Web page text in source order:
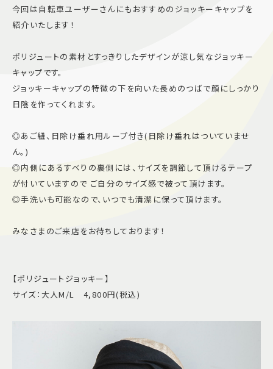
キッズ＆ベビー
サイトマップ
プライバシーポリシー
Follow US
今回は自転車ユーザーさんにもおすすめのジョッキーキャップを
紹介いたします！
ポリジュートの素材とすっきりしたデザインが涼し気なジョッキー
キャップです。
ジョッキーキャップの特徴の下を向いた長めのつばで顔にしっかり
日陰を作ってくれます。
◎あご紐、日除け垂れ用ループ付き(日除け垂れはついていませ
ん。)
◎内側にあるすべりの裏側には、サイズを調節して頂けるテープ
が付いていますので ご自分のサイズ感で被って頂けます。
◎手洗いも可能なので、いつでも清潔に保って頂けます。
みなさまのご来店をお待ちしております！
【ポリジュートジョッキー】
サイズ：大人M/L 4,800円(税込)